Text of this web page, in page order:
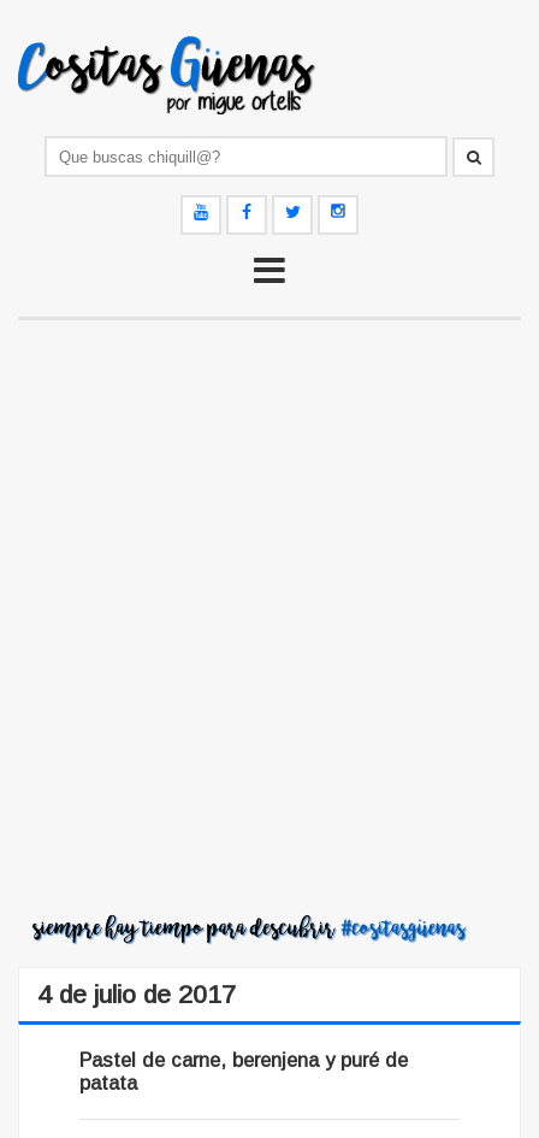
4 de julio de 2017
Pastel de carne, berenjena y puré de
patata